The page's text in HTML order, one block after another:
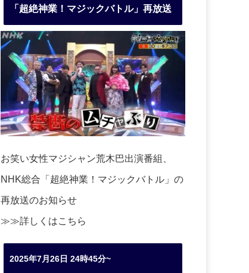
「超絶神業！マジックバトル」再放送
お笑い女性マジシャン荒木巴出演番組、
NHK総合「超絶神業！マジックバトル」の
再放送のお知らせ
≫≫詳しくはこちら
2025年7月26日 24時45分~